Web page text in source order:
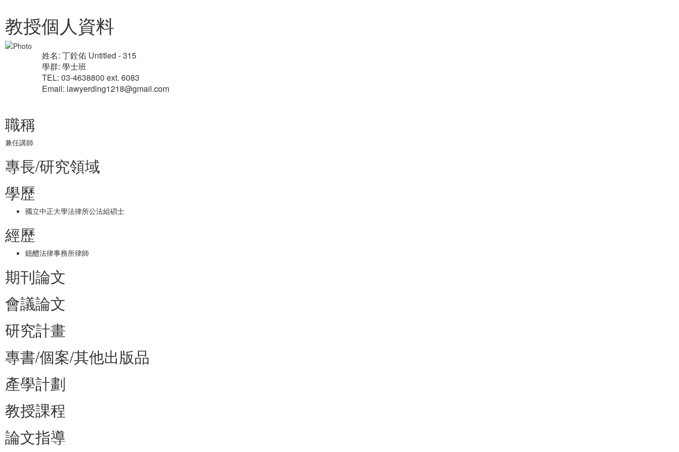
教授個人資料
姓名: 丁銓佑 Untitled - 315
學群: 學士班
TEL: 03-4638800 ext. 6083
Email: lawyerding1218@gmail.com
職稱
兼任講師
專長/研究領域
學歷
國立中正大學法律所公法組碩士
經歷
鐿醴法律事務所律師
期刊論文
會議論文
研究計畫
專書/個案/其他出版品
產學計劃
教授課程
論文指導